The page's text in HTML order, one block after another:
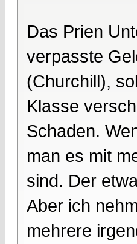
Das Prien
verpasste
(Churchill),
Klasse
Schaden.
man es mit
sind. Der
Aber ich
mehrere